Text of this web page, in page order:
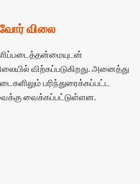
விலை
விற்கப்படுகிறது. அனைத்து
பரிந்துரைக்கப்பட்ட
வைக்கப்பட்டுள்ளன.